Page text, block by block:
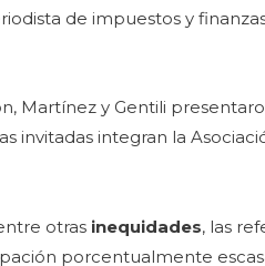
de impuestos y
Martínez y Gentili
invitadas integran la
otras inequidades, las
porcentualmente